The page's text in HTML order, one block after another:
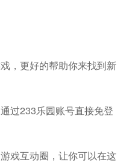
，更好的帮助你来找到新
过233乐园账号直接免登
戏互动圈，让你可以在这